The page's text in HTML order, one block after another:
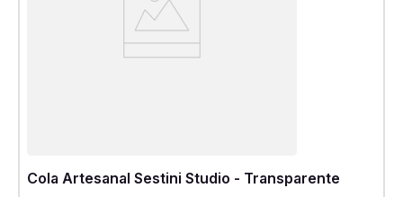
Cola Artesanal Sestini Studio - Transparente